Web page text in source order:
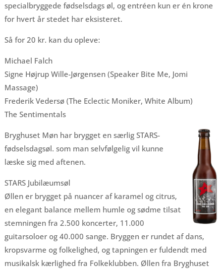
specialbryggede fødselsdags øl, og entréen kun er én krone
for hvert år stedet har eksisteret.
Så for 20 kr. kan du opleve:
Michael Falch
Signe Højrup Wille-Jørgensen (Speaker Bite Me, Jomi
Massage)
Frederik Vedersø (The Eclectic Moniker, White Album)
The Sentimentals
Bryghuset Møn har brygget en særlig STARS-
fødselsdagsøl. som man selvfølgelig vil kunne
læske sig med aftenen.
STARS Jubilæumsøl
Øllen er brygget på nuancer af karamel og citrus,
en elegant balance mellem humle og sødme tilsat
stemningen fra 2.500 koncerter, 11.000
guitarsoloer og 40.000 sange. Bryggen er rundet af dans,
kropsvarme og folkelighed, og tapningen er fuldendt med
musikalsk kærlighed fra Folkeklubben. Øllen fra Bryghuset